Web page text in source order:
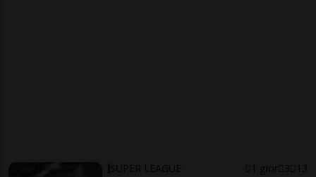
SUPER LEAGUE 1 gior 3 13